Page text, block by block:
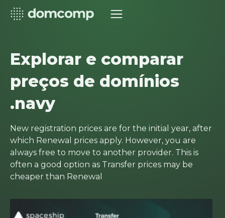
Explorar e comparar
preços de domínios
.navy
New registration prices are for the initial year, after
which Renewal prices apply. However, you are
always free to move to another provider. This is
often a good option as Transfer prices may be
cheaper than Renewal